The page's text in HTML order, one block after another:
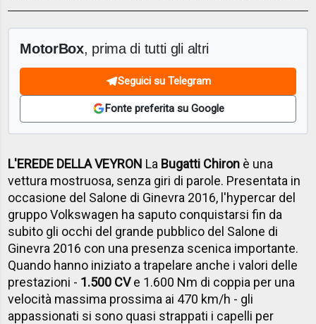
MotorBox, prima di tutti gli altri
Seguici su Telegram
Fonte preferita su Google
L'EREDE DELLA VEYRON La Bugatti Chiron è una
vettura mostruosa, senza giri di parole. Presentata in
occasione del Salone di Ginevra 2016, l'hypercar del
gruppo Volkswagen ha saputo conquistarsi fin da
subito gli occhi del grande pubblico del Salone di
Ginevra 2016 con una presenza scenica importante.
Quando hanno iniziato a trapelare anche i valori delle
prestazioni - 1.500 CVe 1.600 Nm di coppia per una
velocità massima prossima ai 470 km/h - gli
appassionati si sono quasi strappati i capelli per